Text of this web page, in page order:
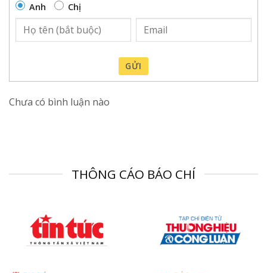
Anh Chị
GỬI
Chưa có bình luận nào
THÔNG CÁO BÁO CHÍ